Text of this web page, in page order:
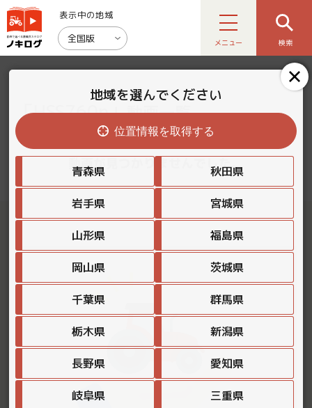
表示中の地域
全国版 メニュー 検索
「HSS760n」動画一覧
動画が見つかりませんでした。
地域を選んでください
位置情報を取得する
青森県 秋田県
岩手県 宮城県
山形県 福島県
岡山県 茨城県
千葉県 群馬県
栃木県 新潟県
長野県 愛知県
岐阜県 三重県